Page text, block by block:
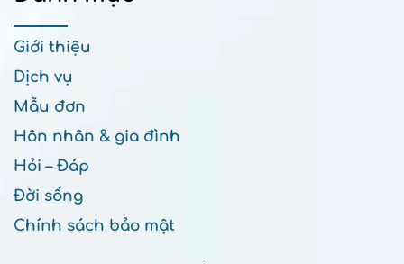
Giới thiệu
Dịch vụ
Mẫu đơn
Hôn nhân & gia đình
Hỏi – Đáp
Đời sống
Chính sách bảo mật